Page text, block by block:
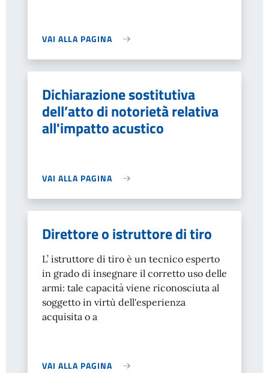
VAI ALLA PAGINA
Dichiarazione sostitutiva
dell’atto di notorietà relativa
all'impatto acustico
VAI ALLA PAGINA
Direttore o istruttore di tiro
L’ istruttore di tiro è un tecnico esperto
in grado di insegnare il corretto uso delle
armi: tale capacità viene riconosciuta al
soggetto in virtù dell'esperienza
acquisita o a
VAI ALLA PAGINA